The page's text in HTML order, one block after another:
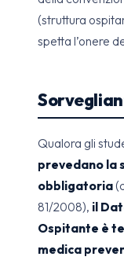
(struttura
spetta l’onere
Qualora gli
prevedano la
obbligatoria
81/2008), il
Ospitante è
medica